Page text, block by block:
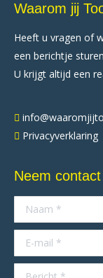
Waarom jij
Heeft u vragen of
een berichtje
U krijgt altijd een
Privacyverklaring
Neem
Naam *
E-mail *
Bericht *